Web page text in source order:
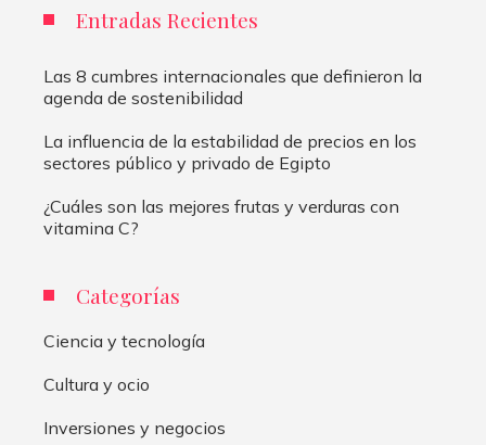
Entradas Recientes
Las 8 cumbres internacionales que definieron la
agenda de sostenibilidad
La influencia de la estabilidad de precios en los
sectores público y privado de Egipto
¿Cuáles son las mejores frutas y verduras con
vitamina C?
Categorías
Ciencia y tecnología
Cultura y ocio
Inversiones y negocios